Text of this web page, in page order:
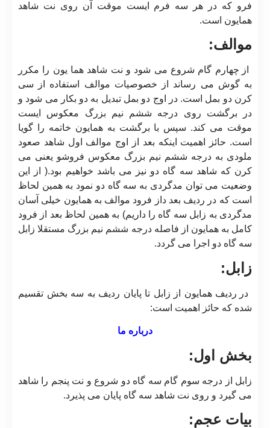
فرو که در هر سه فرم ایست موقت آن روی نت شاهد
همایون است.
موالف:
از چهارم گام شروع می شود و نت شاهد هما یون را مکرر
به گوش می رساند از خصوصیات موالف استفاده از سی
کرن دو بمل است. در اوج دو بمل تبدیل به دو بکار می شود و
در برگشت روی درجه ششم نیم بزرگ معکوس ایست
موقت می کند. سپس با برگشت به همایون خاتمه را گویا
است. حائز اهمیت اینکه بعد از اوج موالف اول شاهد صعود
ملودی به درجه ششم نیم بزرگ معکوس فروشو یعنی می
کرن که شاهد سه گاه دو نیز می باشد خواهیم بود.( از این
وضعیت می توان مدگردی به سه گاه دو نمود به همین لحاظ
است که در ردیف بعد داز فرود موالف به همایون خیلی آسان
مدگردی به زابل سه گاه را داریم) به همین لحاظ بعد از فرود
کامل به همایون از فاصله درجه ششم نیم بزرگ مستقلا زابل
سه گاه دو اجرا می گردد.
زابل:
در ردیف همایون از زابل تا پایان ردیف به سه بخش تقسیم
شده که حائز اهمیت است:
درباره ما
بخش اول:
زابل از درجه سوم گام سه گاه دو شروع و نت پنجم را شاهد
می گیرد و روی نت شاهد سه گاه پایان می پذیرد.
بیات عجم: